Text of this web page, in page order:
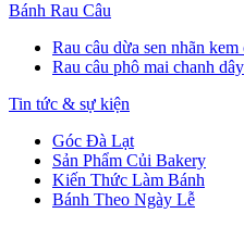
Bánh Rau Câu
Rau câu dừa sen nhãn kem
Rau câu phô mai chanh dây
Tin tức & sự kiện
Góc Đà Lạt
Sản Phẩm Củi Bakery
Kiến Thức Làm Bánh
Bánh Theo Ngày Lễ